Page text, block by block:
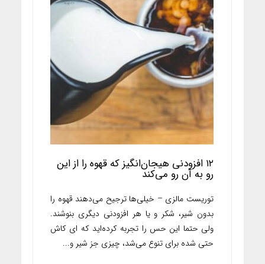
۱۲ افزودنی هیجان‌انگیز که قهوه را از این
رو به آن رو می‌کند
توریست مالزی – خیلی‌ها ترجیح می‌دهند قهوه را
بدون شیر، شکر و یا هر افزودنی دیگری بنوشند.
ولی حتما این حس را تجربه‌ کرده‌اید که ای کاش
حتی شده برای تنوع می‌شد، چیزی جز شیر و...